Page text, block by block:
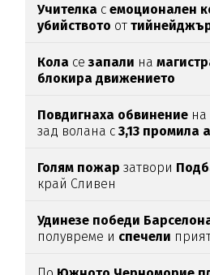
Учителка семоционален
убийството от
Кола сезапали на
блокира движението
Повдигнаха обвинение
зад волана с3,13 промила
Голям пожар затвори
край Сливен
Удинезе победи
полувреме и спечели